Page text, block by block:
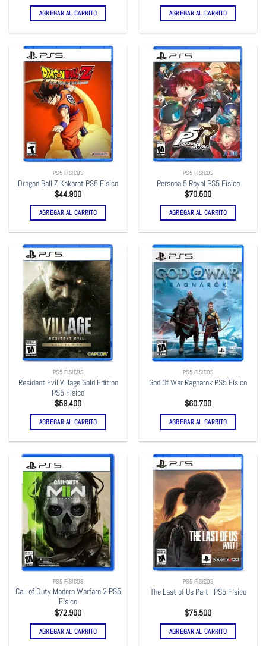
AGREGAR AL CARRITO AGREGAR AL CARRITO
PS5 FÍSICOS
Dragon Ball Z Kakarot PS5 Físico
$44.900
AGREGAR AL CARRITO
PS5 FÍSICOS
Persona 5 Royal PS5 Físico
$70.500
AGREGAR AL CARRITO
PS5 FÍSICOS
Resident Evil Village Gold Edition
PS5 Físico
$59.400
AGREGAR AL CARRITO
PS5 FÍSICOS
God Of War Ragnarok PS5 Físico
$60.700
AGREGAR AL CARRITO
PS5 FÍSICOS
Call of Duty Modern Warfare 2 PS5
Físico
$72.900
AGREGAR AL CARRITO
PS5 FÍSICOS
The Last of Us Part I PS5 Físico
$75.500
AGREGAR AL CARRITO